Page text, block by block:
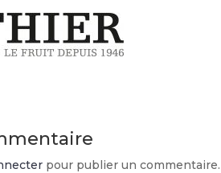
pour publier un commentaire.